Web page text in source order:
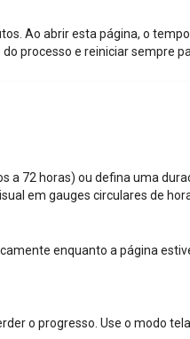
Ao abrir esta página, o
processo e reiniciar sempre
a 72 horas) ou defina uma
em gauges circulares de
enquanto a página
o progresso. Use o modo